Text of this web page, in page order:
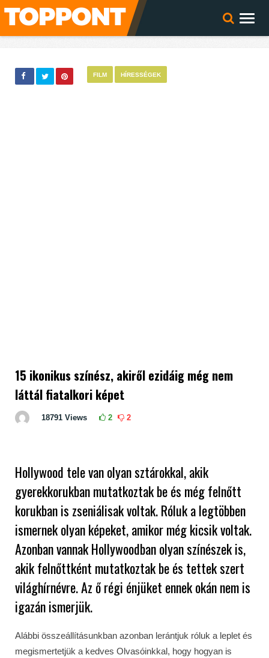
FILM HÍRESSÉGEK
15 ikonikus színész, akiről ezidáig még nem
láttál fiatalkori képet
18791 Views 2 2
Hollywood tele van olyan sztárokkal, akik
gyerekkorukban mutatkoztak be és még felnőtt
korukban is zseniálisak voltak. Róluk a legtöbben
ismernek olyan képeket, amikor még kicsik voltak.
Azonban vannak Hollywoodban olyan színészek is,
akik felnőttként mutatkoztak be és tettek szert
világhírnévre. Az ő régi énjüket ennek okán nem is
igazán ismerjük.
Alábbi összeállításunkban azonban lerántjuk róluk a leplet és
megismertetjük a kedves Olvasóinkkal, hogy hogyan is